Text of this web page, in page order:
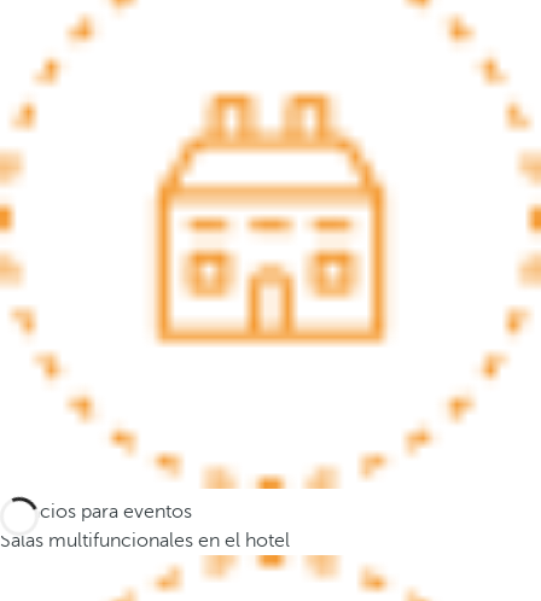
e
m
u
e
v
e
a
e
a
Espacios para eventos
Salas multifuncionales en el hotel